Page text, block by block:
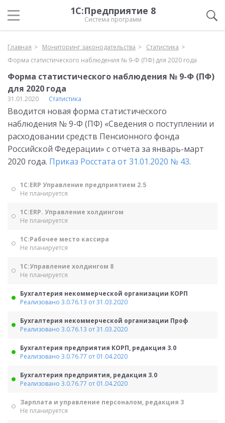
1С:Предприятие 8
Система программ
Главная Мониторинг законодательства
Статистика
Форма статистического наблюдения № 9-Ф (ПФ) для 2020 года
Форма статистического наблюдения № 9-Ф (ПФ)
для 2020 года
31.01.2020 Статистика
Вводится новая форма статистического
наблюдения № 9-Ф (ПФ) «Сведения о поступлении и
расходовании средств Пенсионного фонда
Российской Федерации» с отчета за январь-март
2020 года. Приказ Росстата от 31.01.2020 № 43.
1С:ERP Управление предприятием 2.5
Не планируется
1С:ERP. Управление холдингом
Не планируется
1С:Рабочее место кассира
Не планируется
1С:Управление холдингом 8
Не планируется
Бухгалтерия некоммерческой организации КОРП
Реализовано 3.0.76.13 от 31.03.2020
Бухгалтерия некоммерческой организации Проф
Реализовано 3.0.76.13 от 31.03.2020
Бухгалтерия предприятия КОРП, редакция 3.0
Реализовано 3.0.76.77 от 01.04.2020
Бухгалтерия предприятия, редакция 3.0
Реализовано 3.0.76.77 от 01.04.2020
Зарплата и управление персоналом, редакция 3
Не планируется